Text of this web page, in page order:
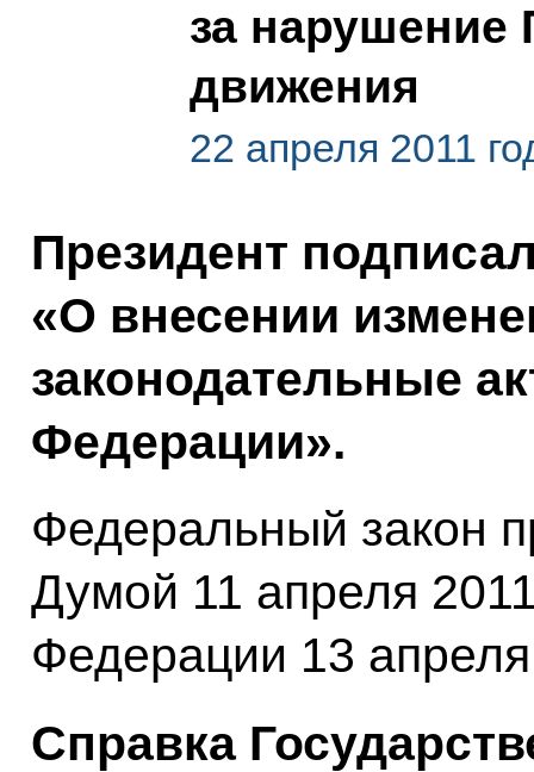
за нарушение
движения
22 апреля 2011
Президент
«О внесении
законодательные
Федерации».
Федеральный закон
Думой 11 апреля
Федерации 13
Справка